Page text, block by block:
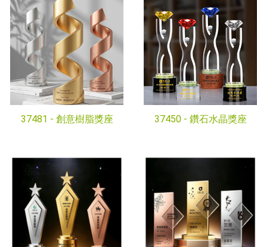
37481 - 創意樹脂獎座 37450 - 鑽石水晶獎座